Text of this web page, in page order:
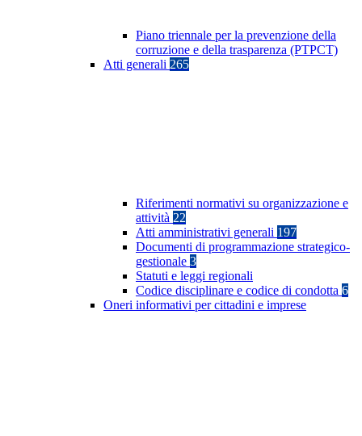
Piano triennale per la prevenzione della
corruzione e della trasparenza (PTPCT)
Atti generali 265
Riferimenti normativi su organizzazione e
attività 22
Atti amministrativi generali 197
Documenti di programmazione strategico-
gestionale 3
Statuti e leggi regionali
Codice disciplinare e codice di condotta 6
Oneri informativi per cittadini e imprese